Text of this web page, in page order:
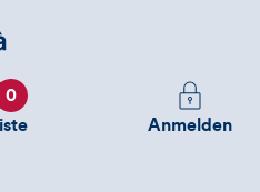
0
Melden
Sie
Anmelden